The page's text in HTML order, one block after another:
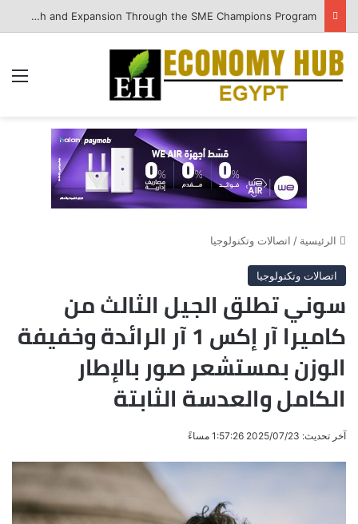
QNB Egypt Enhances SME Readiness for Growth and Expansion Through the SME Champions Program
الرئيسية / اتصالات وتكنولوجيا
اتصالات وتكنولوجيا
سوني تطلق الجيل الثالث من
كاميرا آر إكس 1 آر الرائدة وخفيفة
الوزن بمستشعر صور بالإطار
الكامل والعدسة الثابتة
آخر تحديث: 2025/07/23 1:57:26 مساءً